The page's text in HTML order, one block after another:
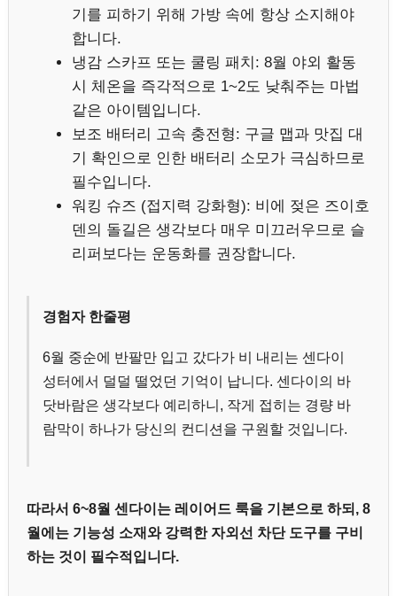
기를 피하기 위해 가방 속에 항상 소지해야
합니다.
냉감 스카프 또는 쿨링 패치: 8월 야외 활동
시 체온을 즉각적으로 1~2도 낮춰주는 마법
같은 아이템입니다.
보조 배터리 고속 충전형: 구글 맵과 맛집 대
기 확인으로 인한 배터리 소모가 극심하므로
필수입니다.
워킹 슈즈 (접지력 강화형): 비에 젖은 즈이호
덴의 돌길은 생각보다 매우 미끄러우므로 슬
리퍼보다는 운동화를 권장합니다.
경험자 한줄평
6월 중순에 반팔만 입고 갔다가 비 내리는 센다이
성터에서 덜덜 떨었던 기억이 납니다. 센다이의 바
닷바람은 생각보다 예리하니, 작게 접히는 경량 바
람막이 하나가 당신의 컨디션을 구원할 것입니다.
따라서 6~8월 센다이는 레이어드 룩을 기본으로 하되, 8
월에는 기능성 소재와 강력한 자외선 차단 도구를 구비
하는 것이 필수적입니다.